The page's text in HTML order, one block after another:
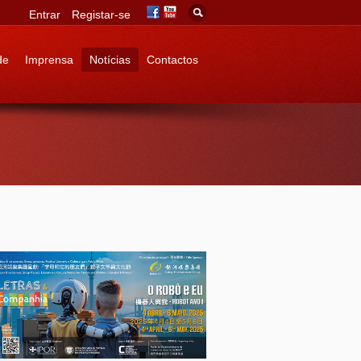
Imprensa Notícias Contactos
Entrar Registar-se